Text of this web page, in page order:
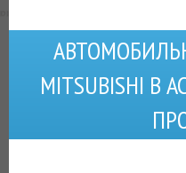
MITSUBISHI В